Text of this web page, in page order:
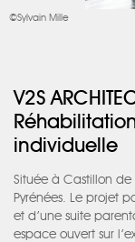
©Sylvain Mille
V2S
individuelle
Située à Castillon
Pyrénées. Le projet
et d’une suite
espace ouvert sur